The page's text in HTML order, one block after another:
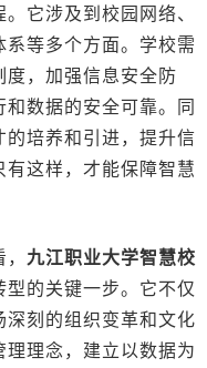
它涉及到校园网络、
等多个方面。学校需
，加强信息安全防
数据的安全可靠。同
培养和引进，提升信
这样，才能保障智慧
九江职业大学智慧校
的关键一步。它不仅
刻的组织变革和文化
理念，建立以数据为